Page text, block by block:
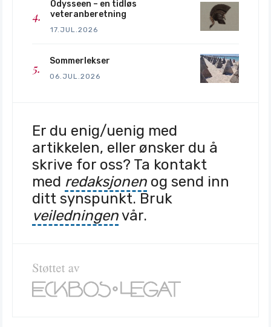
Odysseen – en tidløs
veteranberetning
17.JUL.2026
Sommerlekser
06.JUL.2026
Er du enig/uenig med
artikkelen, eller ønsker du å
skrive for oss? Ta kontakt
med redaksjonen og send inn
ditt synspunkt. Bruk
veiledningenvår.